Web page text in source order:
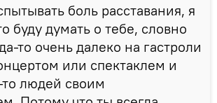
боль расставания, я
буду думать о тебе, словно
то очень далеко на гастроли
или спектаклем и
людей своим